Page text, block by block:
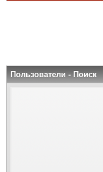
Пользователи - Поиск